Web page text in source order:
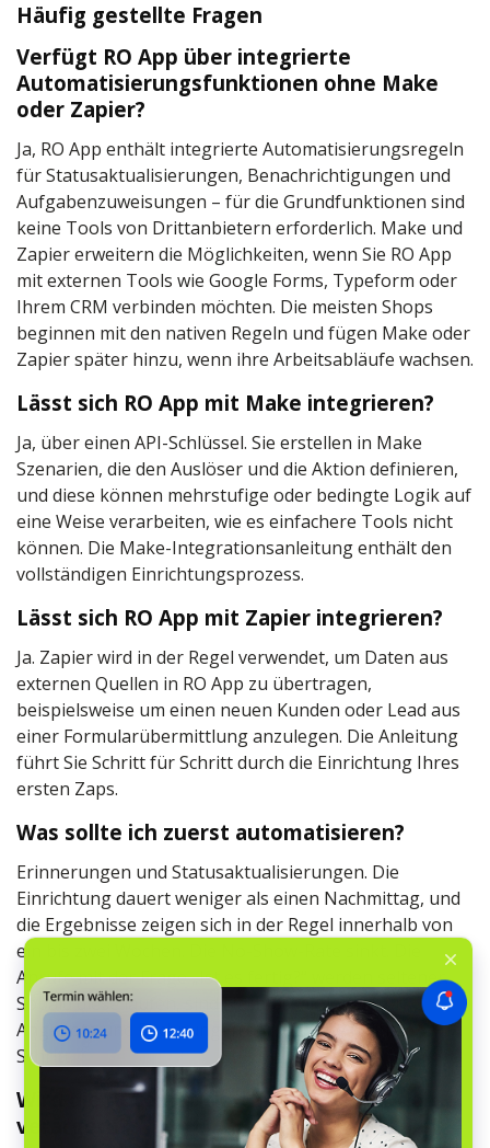
Häufig gestellte Fragen
Verfügt RO App über integrierte
Automatisierungsfunktionen ohne Make
oder Zapier?
Ja, RO App enthält integrierte Automatisierungsregeln
für Statusaktualisierungen, Benachrichtigungen und
Aufgabenzuweisungen – für die Grundfunktionen sind
keine Tools von Drittanbietern erforderlich. Make und
Zapier erweitern die Möglichkeiten, wenn Sie RO App
mit externen Tools wie Google Forms, Typeform oder
Ihrem CRM verbinden möchten. Die meisten Shops
beginnen mit den nativen Regeln und fügen Make oder
Zapier später hinzu, wenn ihre Arbeitsabläufe wachsen.
Lässt sich RO App mit Make integrieren?
Ja, über einen API-Schlüssel. Sie erstellen in Make
Szenarien, die den Auslöser und die Aktion definieren,
und diese können mehrstufige oder bedingte Logik auf
eine Weise verarbeiten, wie es einfachere Tools nicht
können. Die Make-Integrationsanleitung enthält den
vollständigen Einrichtungsprozess.
Lässt sich RO App mit Zapier integrieren?
Ja. Zapier wird in der Regel verwendet, um Daten aus
externen Quellen in RO App zu übertragen,
beispielsweise um einen neuen Kunden oder Lead aus
einer Formularübermittlung anzulegen. Die Anleitung
führt Sie Schritt für Schritt durch die Einrichtung Ihres
ersten Zaps.
Was sollte ich zuerst automatisieren?
Erinnerungen und Statusaktualisierungen. Die
Einrichtung dauert weniger als einen Nachmittag, und
die Ergebnisse zeigen sich in der Regel innerhalb von
ein bis zwei Wochen. Die No-Show-Rate sinkt. Die
Anrufe mit der Frage „Ist es fertig?“ werden seltener.
Sobald diese laufen, sind Nachfassaktionen für
Angebote und Rechnungen der logische nächste
Schritt.
Wird die Automatisierung meine Kunden
verärgern?